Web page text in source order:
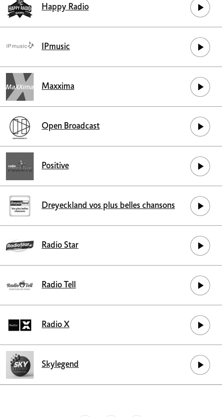
Happy Radio
IPmusic
Maxxima
Open Broadcast
Positive
Dreyeckland vos plus belles chansons
Radio Star
Radio Tell
Radio X
Skylegend